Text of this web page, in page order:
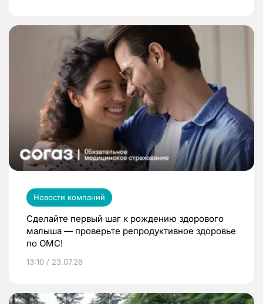
Новости компаний
Сделайте первый шаг к рождению здорового
малыша — проверьте репродуктивное здоровье
по ОМС!
13:10 / 23.07.26